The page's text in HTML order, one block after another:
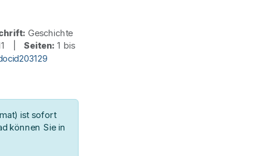
Geschichte
| Seiten: 1 bis
ist sofort
können Sie in